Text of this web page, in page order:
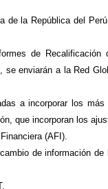
de la República del
de
enviarán a la Red
a incorporar los
que incorporan los
(AFI).
de información